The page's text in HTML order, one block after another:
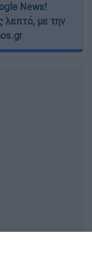
News!
λεπτό, με την